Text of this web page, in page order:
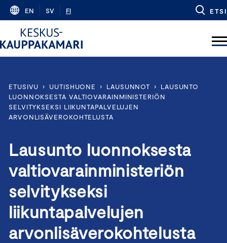
Skip
content
EN SV FI ETSI
ETUSIVU › UUTISHUONE › LAUSUNNOT ›
LAUSUNTO
LUONNOKSESTA VALTIOVARAINMINISTERIÖN
SELVITYKSEKSI LIIKUNTAPALVELUJEN
ARVONLISÄVEROKOHTELUSTA
Lausunto luonnoksesta
valtiovarainministeriön
selvitykseksi
liikuntapalvelujen
arvonlisäverokohtelusta